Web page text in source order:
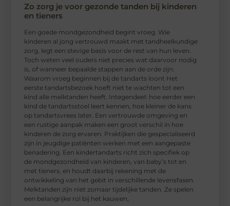
Zo zorg je voor gezonde tanden bij kinderen
en tieners
Een goede mondgezondheid begint vroeg. Wie
kinderen al jong vertrouwd maakt met tandheelkundige
zorg, legt een stevige basis voor de rest van hun leven.
Toch weten veel ouders niet precies wat daarvoor nodig
is, of wanneer bepaalde stappen aan de orde zijn.
Waarom vroeg beginnen bij de tandarts loont Het
eerste tandartsbezoek hoeft niet te wachten tot een
kind alle melktanden heeft. Integendeel: hoe eerder een
kind de tandartsstoel leert kennen, hoe kleiner de kans
op tandartsvrees later. Een vertrouwde omgeving en
een rustige aanpak maken een groot verschil in hoe
kinderen de zorg ervaren. Praktijken die gespecialiseerd
zijn in jeugdige patiënten werken met een aangepaste
benadering. Een kindertandarts richt zich specifiek op
de mondgezondheid van kinderen, van baby’s tot en
met tieners, en houdt daarbij rekening met de
ontwikkeling van het gebit in verschillende levensfasen.
Melktanden zijn niet zomaar tijdelijke tanden. Ze spelen
een belangrijke rol bij het kauwen,